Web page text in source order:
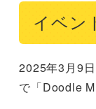
イベン
2025年3月9
で「Doodle